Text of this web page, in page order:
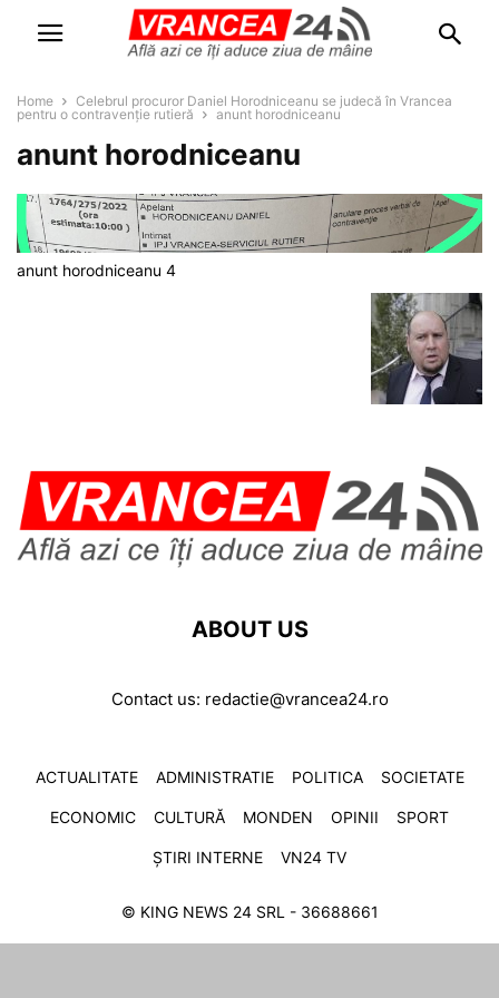
Home
Celebrul procuror Daniel Horodniceanu se judecă în Vrancea
pentru o contravenție rutieră
anunt horodniceanu
anunt horodniceanu
anunt horodniceanu 4
ABOUT US
Contact us: redactie@vrancea24.ro
ACTUALITATE ADMINISTRATIE POLITICA SOCIETATE
ECONOMIC CULTURĂ MONDEN OPINII SPORT
ȘTIRI INTERNE VN24 TV
© KING NEWS 24 SRL - 36688661